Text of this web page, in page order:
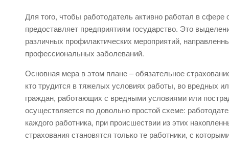
Для того, чтобы работодатель активно работал в
предоставляет предприятиям государство. Это
различных профилактических мероприятий,
профессиональных заболеваний.
Основная мера в этом плане – обязательное
кто трудится в тяжелых условиях работы, во вредных
граждан, работающих с вредными условиями или
осуществляется по довольно простой схеме:
каждого работника, при происшествии из этих
страхования становятся только те работники, с